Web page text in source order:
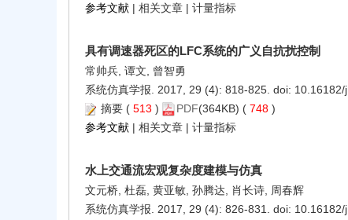
参考文献 | 相关文章 | 计量指标
具有调速器死区的LFC系统的广义自抗扰控制
常帅兵, 谭文, 曾智勇
系统仿真学报. 2017, 29 (4): 818-825. doi:
摘要 ( 513 ) PDF(364KB) ( 748 )
参考文献 | 相关文章 | 计量指标
水上交通流宏观复杂度建模与仿真
文元桥, 杜磊, 黄亚敏, 孙腾达, 肖长诗, 周春辉
系统仿真学报. 2017, 29 (4): 826-831. doi: 10.16182/